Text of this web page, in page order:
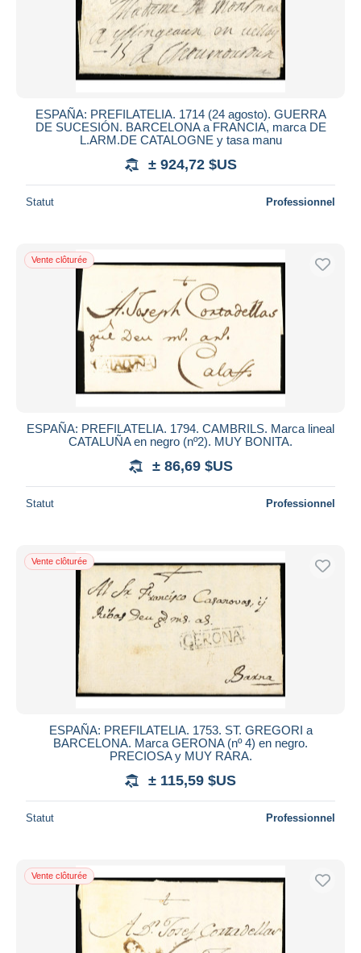
ESPAÑA: PREFILATELIA. 1714 (24 agosto). GUERRA
DE SUCESIÓN. BARCELONA a FRANCIA, marca DE
L.ARM.DE CATALOGNE y tasa manu
± 924,72 $US
Statut Professionnel
Vente clôturée
ESPAÑA: PREFILATELIA. 1794. CAMBRILS. Marca lineal
CATALUÑA en negro (nº2). MUY BONITA.
± 86,69 $US
Statut Professionnel
Vente clôturée
ESPAÑA: PREFILATELIA. 1753. ST. GREGORI a
BARCELONA. Marca GERONA (nº 4) en negro.
PRECIOSA y MUY RARA.
± 115,59 $US
Statut Professionnel
Vente clôturée